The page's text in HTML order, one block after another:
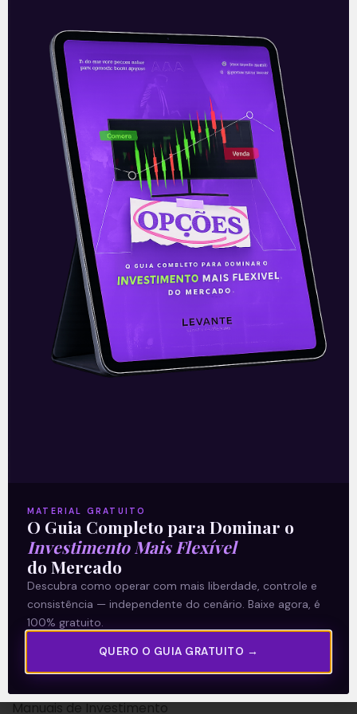
Cosan (CSAN3): Mais
movimentações na Raízen +
IPO
A subsidiária da holding Cosan (CSAN3), a
Raízen, continua sua movimentação
rumo à abertura de capital e
crescimento. A Raízen, após vencer o
contrato de
Leia mais
08/06/2021
Termos e Condições
Política de Privacidade
Explore
Artigos
E Eu Com Isso?
Manuais de Investimento
MATERIAL GRATUITO
O Guia Completo para Dominar o
Investimento Mais Flexível
do Mercado
Descubra como operar com mais liberdade, controle e
consistência — independente do cenário. Baixe agora, é
100% gratuito.
QUERO O GUIA GRATUITO →